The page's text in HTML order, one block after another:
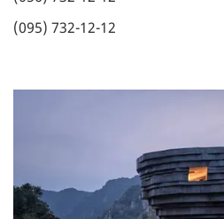
(095) 732-12-12